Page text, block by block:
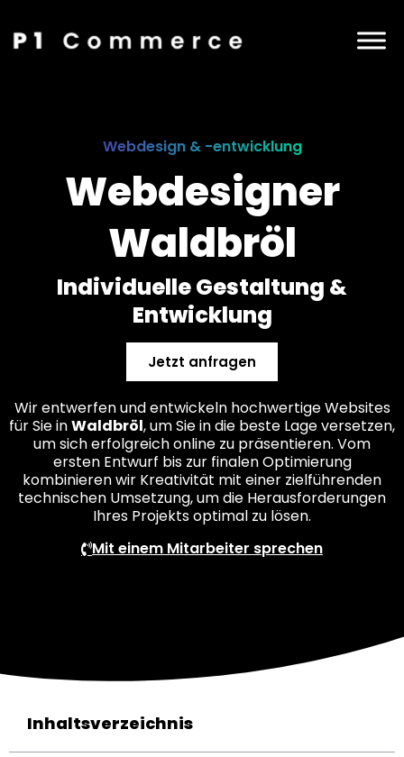
Webdesign & -entwicklung
Webdesigner
Waldbröl
Individuelle Gestaltung &
Entwicklung
Jetzt anfragen
Wir entwerfen und entwickeln hochwertige Websites
für Sie inWaldbröl, um Sie in die beste Lage versetzen,
um sich erfolgreich online zu präsentieren. Vom
ersten Entwurf bis zur finalen Optimierung
kombinieren wir Kreativität mit einer zielführenden
technischen Umsetzung, um die Herausforderungen
Ihres Projekts optimal zu lösen.
Mit einem Mitarbeiter sprechen
Inhaltsverzeichnis